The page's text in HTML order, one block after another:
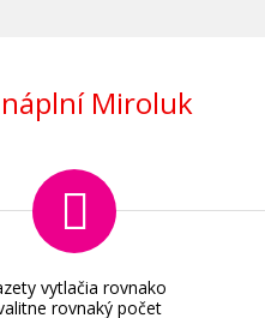
Miroluk
vytlačia rovnako
rovnaký počet